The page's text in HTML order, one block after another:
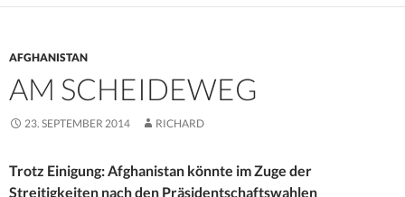
AFGHANISTAN
AM SCHEIDEWEG
23. SEPTEMBER 2014 RICHARD
Trotz Einigung: Afghanistan könnte im Zuge der
Streitigkeiten nach den Präsidentschaftswahlen